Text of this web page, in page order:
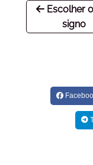
Escolher
signo